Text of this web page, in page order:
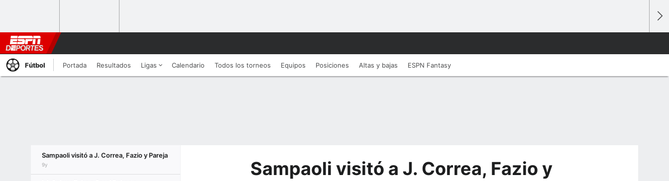
Fútbol Portada Resultados Ligas Calendario Todos los torneos Equipos Posiciones Altas y bajas ESPN Fantasy
Sampaoli visitó a J. Correa, Fazio y Pareja
9y
Sampaoli visitó a J. Correa, Fazio y